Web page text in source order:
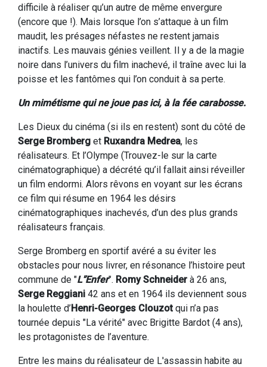
difficile à réaliser qu’un autre de même envergure
(encore que !). Mais lorsque l’on s’attaque à un film
maudit, les présages néfastes ne restent jamais
inactifs. Les mauvais génies veillent. Il y a de la magie
noire dans l’univers du film inachevé, il traîne avec lui la
poisse et les fantômes qui l’on conduit à sa perte.
Un mimétisme qui ne joue pas ici, à la fée carabosse.
Les Dieux du cinéma (si ils en restent) sont du côté de
Serge Bromberg et Ruxandra Medrea, les
réalisateurs. Et l’Olympe (Trouvez-le sur la carte
cinématographique) a décrété qu’il fallait ainsi réveiller
un film endormi. Alors rêvons en voyant sur les écrans
ce film qui résume en 1964 les désirs
cinématographiques inachevés, d’un des plus grands
réalisateurs français.
Serge Bromberg en sportif avéré a su éviter les
obstacles pour nous livrer, en résonance l’histoire peut
commune de "L'’Enfer". Romy Schneiderà 26 ans,
Serge Reggiani 42 ans et en 1964 ils deviennent sous
la houlette d’Henri-Georges Clouzotqui n’a pas
tournée depuis "La vérité" avec Brigitte Bardot (4 ans),
les protagonistes de l’aventure.
Entre les mains du réalisateur de L'assassin habite au